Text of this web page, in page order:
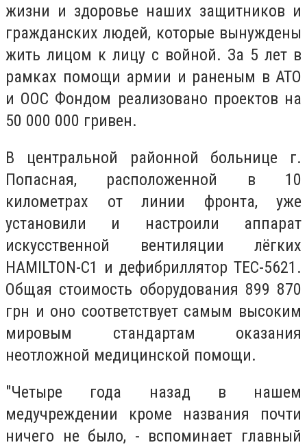
жизни и здоровье наших защитников и
гражданских людей, которые вынуждены
жить лицом к лицу с войной. За 5 лет в
рамках помощи армии и раненым в АТО
и ООС Фондом реализовано проектов на
50 000 000 гривен.
В центральной районной больнице г.
Попасная, расположенной в 10
километрах от линии фронта, уже
установили и настроили аппарат
искусственной вентиляции лёгких
HAMILTON-C1 и дефибриллятор TEC-5621.
Общая стоимость оборудования 899 870
грн и оно соответствует самым высоким
мировым стандартам оказания
неотложной медицинской помощи.
"Четыре года назад в нашем
медучреждении кроме названия почти
ничего не было, - вспоминает главный